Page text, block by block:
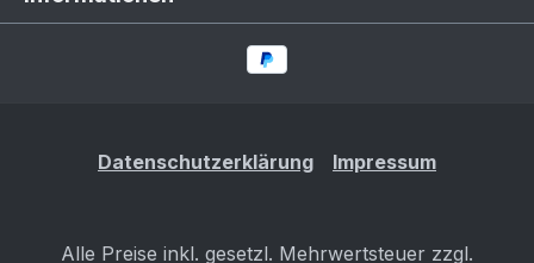
Datenschutzerklärung Impressum
Alle Preise inkl. gesetzl. Mehrwertsteuer zzgl.